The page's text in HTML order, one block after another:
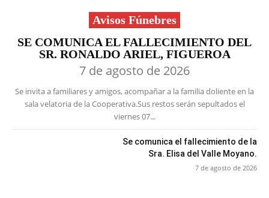
Avisos Fúnebres
SE COMUNICA EL FALLECIMIENTO DEL
SR. RONALDO ARIEL, FIGUEROA
7 de agosto de 2026
Se invita a familiares y amigos, acompañar a la familia doliente en la
sala velatoria de la Cooperativa.Sus restos serán sepultados el
viernes 07...
Se comunica el fallecimiento de la
Sra. Elisa del Valle Moyano.
7 de agosto de 2026